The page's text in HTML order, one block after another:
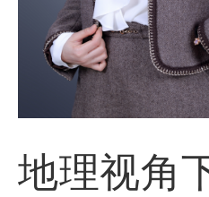
地理视角